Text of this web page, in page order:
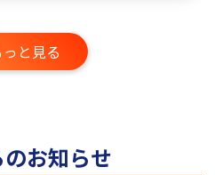
と見る
お知らせ